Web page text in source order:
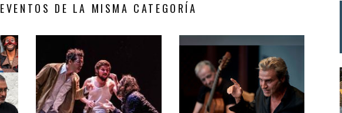
EVENTOS DE LA MISMA CATEGORÍA